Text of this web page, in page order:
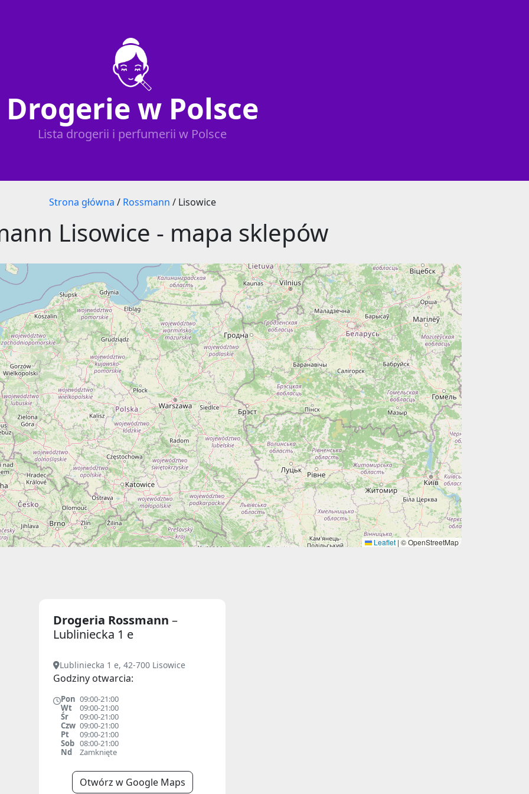
Drogerie w Polsce
Lista drogerii i perfumerii w Polsce
Strona główna / Rossmann / Lisowice
Lisowice - mapa sklepów
Leaflet | © OpenStreetMap
Drogeria Rossmann –
Lubliniecka 1 e
Lubliniecka 1 e, 42-700 Lisowice
Godziny otwarcia:
Pon 09:00-21:00
Wt
09:00-21:00
Śr
09:00-21:00
Czw 09:00-21:00
Pt
09:00-21:00
Sob 08:00-21:00
Nd
Zamknięte
Otwórz w Google Maps